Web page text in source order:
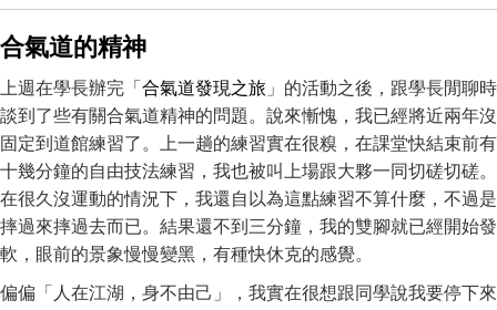
合氣道的精神
上週在學長辦完「 合氣道發現之旅 」的活動之後，跟學長閒聊時
談到了些有關合氣道精神的問題。說來慚愧，我已經將近兩年沒
固定到道館練習了。上一趟的練習實在很糗，在課堂快結束前有
十幾分鐘的自由技法練習，我也被叫上場跟大夥一同切磋切磋。
在很久沒運動的情況下，我還自以為這點練習不算什麼，不過是
摔過來摔過去而已。結果還不到三分鐘，我的雙腳就已經開始發
軟，眼前的景象慢慢變黑，有種快休克的感覺。
偏偏「人在江湖，身不由己」，我實在很想跟同學說我要停下來